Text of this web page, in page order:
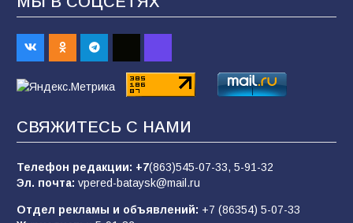
Батайским спортсменам вручили награды
Евгений Остапенко
Батайчане вышли в финал Всероссийского
СВЯЖИТЕСЬ С НАМИ
Телефон редакции: +7(863)545-07-33, 5-91-32
Эл. почта: vpered-bataysk@mail.ru
Отдел рекламы и объявлений: +7 (86354) 5-07-33